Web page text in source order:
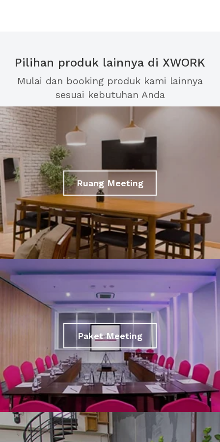
Pilihan produk lainnya di XWORK
Mulai dan booking produk kami lainnya
sesuai kebutuhan Anda
Ruang Meeting
Paket Meeting